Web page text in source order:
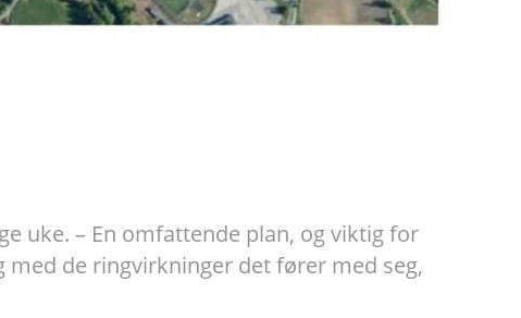
uke. – En omfattende plan, og viktig for
de ringvirkninger det fører med seg,